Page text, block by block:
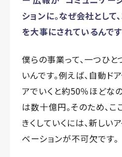
ションに。なぜ会社として
を大事にされているんです
僕らの事業って、一つひ
いんです。例えば、自動ド
アでいくと約50％ほどな
は数十億円。そのため、
きくしていくには、新しい
ベーションが不可欠です。